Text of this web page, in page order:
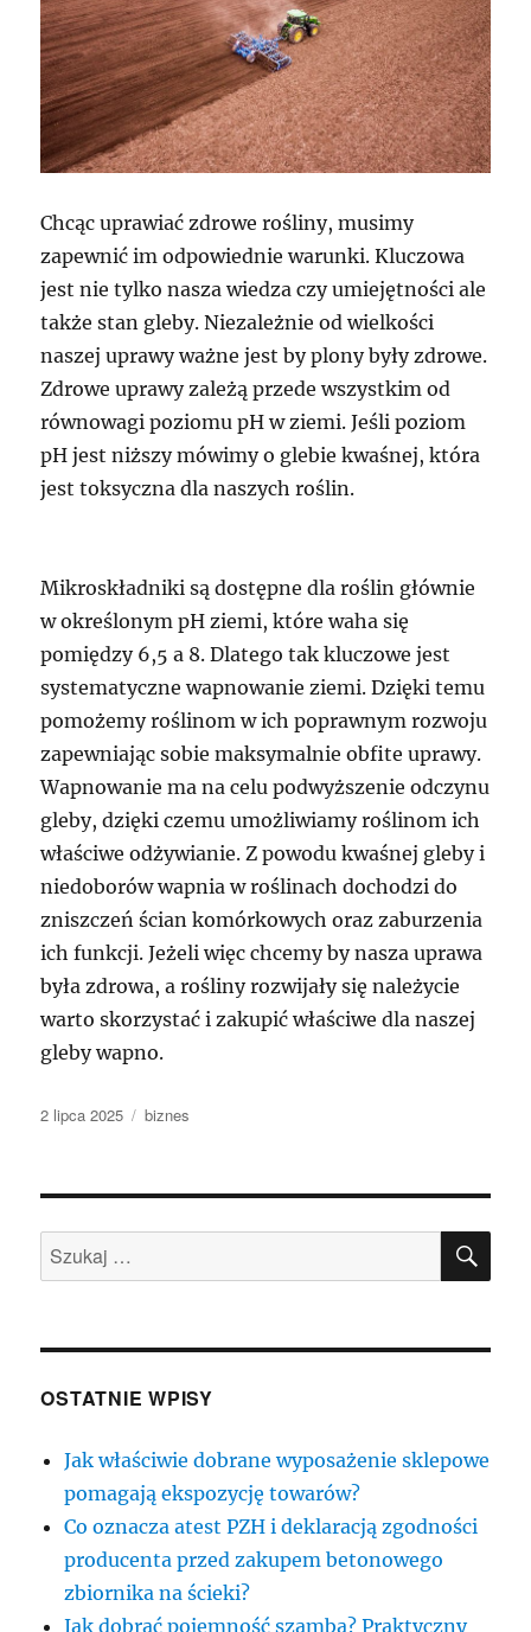
Chcąc uprawiać zdrowe rośliny, musimy
zapewnić im odpowiednie warunki. Kluczowa
jest nie tylko nasza wiedza czy umiejętności ale
także stan gleby. Niezależnie od wielkości
naszej uprawy ważne jest by plony były zdrowe.
Zdrowe uprawy zależą przede wszystkim od
równowagi poziomu pH w ziemi. Jeśli poziom
pH jest niższy mówimy o glebie kwaśnej, która
jest toksyczna dla naszych roślin.
Mikroskładniki są dostępne dla roślin głównie
w określonym pH ziemi, które waha się
pomiędzy 6,5 a 8. Dlatego tak kluczowe jest
systematyczne wapnowanie ziemi. Dzięki temu
pomożemy roślinom w ich poprawnym rozwoju
zapewniając sobie maksymalnie obfite uprawy.
Wapnowanie ma na celu podwyższenie odczynu
gleby, dzięki czemu umożliwiamy roślinom ich
właściwe odżywianie. Z powodu kwaśnej gleby i
niedoborów wapnia w roślinach dochodzi do
zniszczeń ścian komórkowych oraz zaburzenia
ich funkcji. Jeżeli więc chcemy by nasza uprawa
była zdrowa, a rośliny rozwijały się należycie
warto skorzystać i zakupić właściwe dla naszej
gleby wapno.
Data
2 lipca 2025 Kategorie
biznes
Szukaj:
OSTATNIE WPISY
Jak właściwie dobrane wyposażenie sklepowe
pomagają ekspozycję towarów?
Co oznacza atest PZH i deklaracją zgodności
producenta przed zakupem betonowego
zbiornika na ścieki?
Jak dobrać pojemność szamba? Praktyczny